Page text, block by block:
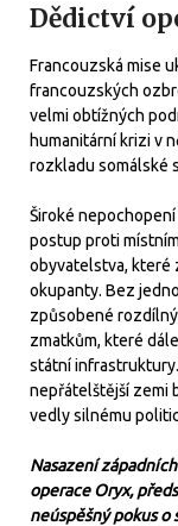
Dědictví
Francouzská mise
francouzských
velmi obtížných
humanitární krizi v
rozkladu somálské
Široké
postup proti
obyvatelstva, které
okupanty. Bez
způsobené
zmatkům, které
státní
nepřátelštější zemi
vedly silnému
Nasazení
operace Oryx,
neúspěšný pokus